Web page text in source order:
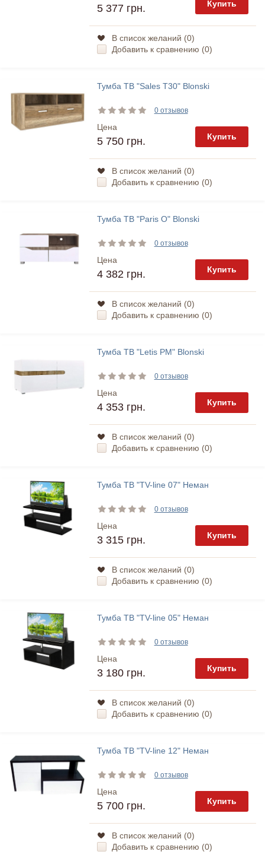
5 377 грн. Купить
В список желаний (0)
Добавить к сравнению (0)
Тумба ТВ "Sales T30" Blonski
0 отзывов
Цена
5 750 грн. Купить
В список желаний (0)
Добавить к сравнению (0)
Тумба ТВ "Paris O" Blonski
0 отзывов
Цена
4 382 грн. Купить
В список желаний (0)
Добавить к сравнению (0)
Тумба ТВ "Letis PM" Blonski
0 отзывов
Цена
4 353 грн. Купить
В список желаний (0)
Добавить к сравнению (0)
Тумба ТВ "TV-line 07" Неман
0 отзывов
Цена
3 315 грн. Купить
В список желаний (0)
Добавить к сравнению (0)
Тумба ТВ "TV-line 05" Неман
0 отзывов
Цена
3 180 грн. Купить
В список желаний (0)
Добавить к сравнению (0)
Тумба ТВ "TV-line 12" Неман
0 отзывов
Цена
5 700 грн. Купить
В список желаний (0)
Добавить к сравнению (0)